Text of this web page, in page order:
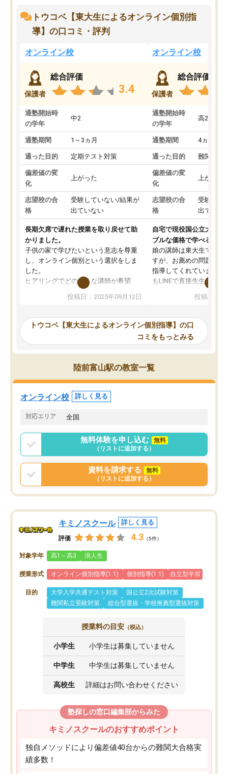
トウコベ【東大生によるオンライン個別指
導】の口コミ・評判
オンライン校
保護者
総合評価
3.4
通塾開始時
の学年
中2
通塾期間 1～3ヵ月
通った目的 定期テスト対策
偏差値の変
化
上がった
志望校の合
格
受験していない/結果が
出ていない
長期欠席で遅れた授業を取り戻せて助
かりました。
子供の家で学びたいという意志を尊重
し、オンライン個別という選択をしま
した。
ヒアリングでどのような講師が希望
か、オプションは付帯するかなど選ぶ
事が出来ました。
ーティングを行い、その講師で良いか
見てから講師を決定する事ができま
す。
うちの子は、初回面談の講師の方で決
オンラインツールを使用した単語帳の
共有があり宿題もそちらで出される形
でした。
言う事で講師変更の申し出があり、あ
まりに短期での変更だった為、塾に通
う事にして退会しました。遅れも取り
戻せ、授業内容や講師の方は良かった
と思います。
投稿日：2025年09月12日
オンライン校
保護者
総合評価
通塾開始時
の学年
高2
通塾期間 4ヵ月～1
通った目的 難関私立
偏差値の変
化
上がった
志望校の合
格
受験して
出ていな
自宅で現役国公立大学生
ブルな価格で学べる
娘の講師は東大生では無
すが、お薦めの問題集や
指導してくれています。
もLINEで直接先生に質問
めれるので、個人に合
いなのがあり(有料)、受
ことをどんなスケジュー
くか相談したのですが、
ち期待したものではなく
内容でした。それでも明
やる気も出ましたし、苦
くなってきたようなので
投稿日：
トウコベ【東大生によるオンライン個別指導】の口
コミをもっとみる
陸前富山駅の教室一覧
オンライン校 詳しく見る
対応エリア 全国
無料体験を申し込む
無料
（リストに追加する）
資料を請求する
無料
（リストに追加する）
キミノスクール 詳しく見る
評価 4.3 （5件）
対象学年 高1～高3 浪人生
授業形式 オンライン個別指導(1:1) 個別指導(1:1) 自立型学習
目的 大学入学共通テスト対策
国公立2次試験対策
難関私立受験対策
総合型選抜・学校推薦型選抜対策
授業料の目安 （税込）
小学生 小学生は募集していません
中学生 中学生は募集していません
高校生 詳細はお問い合わせください
塾探しの窓口編集部からみた
キミノスクールのおすすめポイント
独自メソッドにより偏差値40台からの難関大合格実
績多数！